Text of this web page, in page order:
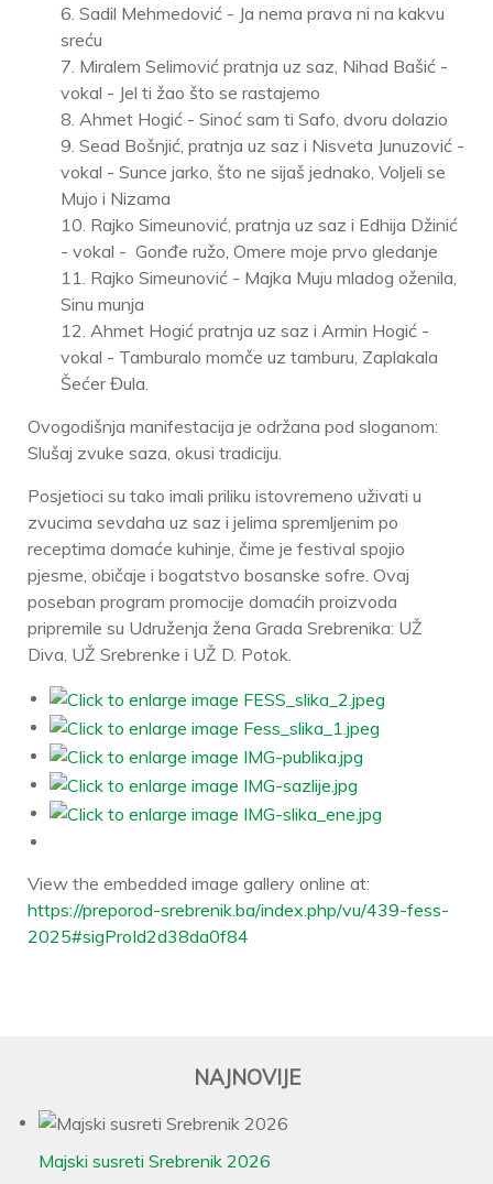
6. Sadil Mehmedović - Ja nema prava ni na kakvu
sreću
7. Miralem Selimović pratnja uz saz, Nihad Bašić -
vokal - Jel ti žao što se rastajemo
8. Ahmet Hogić - Sinoć sam ti Safo, dvoru dolazio
9. Sead Bošnjić, pratnja uz saz i Nisveta Junuzović -
vokal - Sunce jarko, što ne sijaš jednako, Voljeli se
Mujo i Nizama
10. Rajko Simeunović, pratnja uz saz i Edhija Džinić
- vokal - Gonđe ružo, Omere moje prvo gledanje
11. Rajko Simeunović - Majka Muju mladog oženila,
Sinu munja
12. Ahmet Hogić pratnja uz saz i Armin Hogić -
vokal - Tamburalo momče uz tamburu, Zaplakala
Šećer Đula.
Ovogodišnja manifestacija je održana pod sloganom:
Slušaj zvuke saza, okusi tradiciju.
Posjetioci su tako imali priliku istovremeno uživati u
zvucima sevdaha uz saz i jelima spremljenim po
receptima domaće kuhinje, čime je festival spojio
pjesme, običaje i bogatstvo bosanske sofre. Ovaj
poseban program promocije domaćih proizvoda
pripremile su Udruženja žena Grada Srebrenika: UŽ
Diva, UŽ Srebrenke i UŽ D. Potok.
View the embedded image gallery online at:
https://preporod-srebrenik.ba/index.php/vu/439-fess-
2025#sigProId2d38da0f84
NAJNOVIJE
Majski susreti Srebrenik 2026